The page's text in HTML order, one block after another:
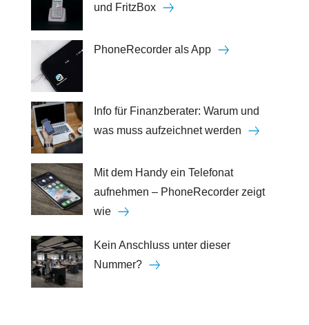
und FritzBox
PhoneRecorder als App
Info für Finanzberater: Warum und
was muss aufzeichnet werden
Mit dem Handy ein Telefonat
aufnehmen – PhoneRecorder zeigt
wie
Kein Anschluss unter dieser
Nummer?